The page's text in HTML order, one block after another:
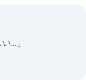
...」